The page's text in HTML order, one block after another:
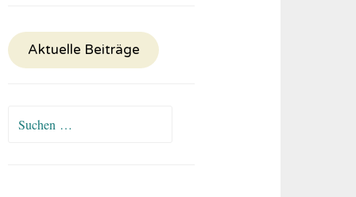
Aktuelle Beiträge
Suchen